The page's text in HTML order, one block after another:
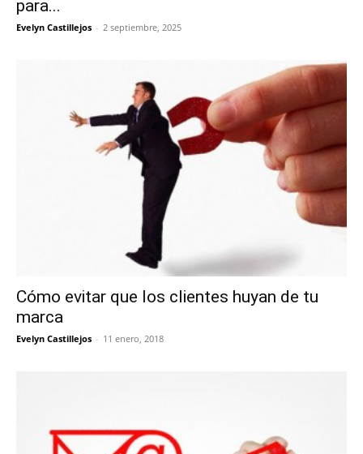
para...
Evelyn Castillejos - 2 septiembre, 2025
Cómo evitar que los clientes huyan de tu
marca
Evelyn Castillejos - 11 enero, 2018